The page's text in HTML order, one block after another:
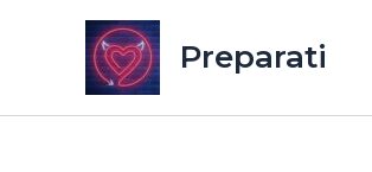
Preparati